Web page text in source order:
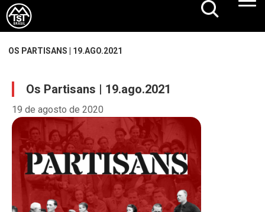
OS PARTISANS | 19.AGO.2021
Os Partisans | 19.ago.2021
19 de agosto de 2020